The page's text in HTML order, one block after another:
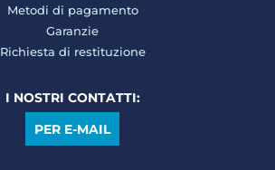
Metodi di pagamento
Garanzie
Richiesta di restituzione
I NOSTRI CONTATTI:
PER E-MAIL